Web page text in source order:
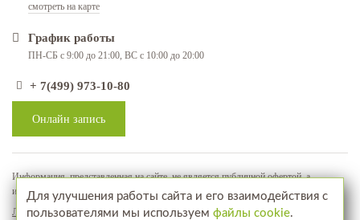
смотреть на карте
График работы
ПН-СБ с 9:00 до 21:00, ВС с 10:00 до 20:00
+ 7(499) 973-10-80
Онлайн запись
Информация, представленная на сайте, не является публичной офертой, а
используется в качестве рекламно-информационных материалов
Лицензия № ЛО-77-01-018071
Для улучшения работы сайта и его взаимодействия с
пользователями мы используем файлы cookie.